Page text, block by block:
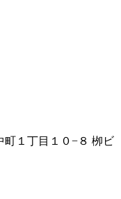
町１丁目１０−８ 栁ビ